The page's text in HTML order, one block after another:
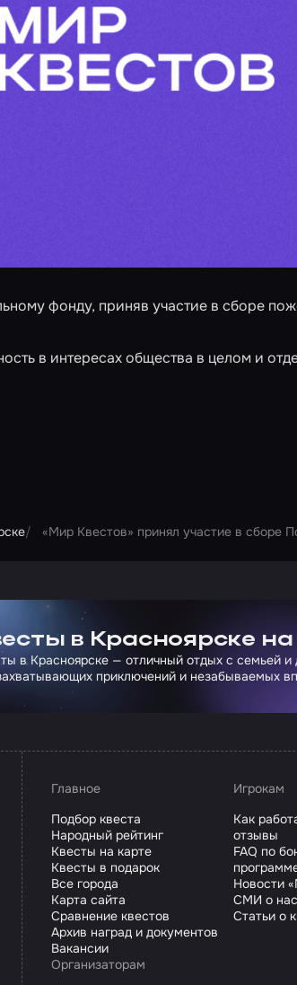
фонду, приняв участие в сборе
в интересах общества в целом и
«Мир Квестов» принял участие в сборе
Сколково
в Красноярске
в Красноярске — отличный отдых с семьей
приключений и незабываемых
Главное
Подбор квеста
Народный рейтинг
Квесты на карте
Квесты в подарок
Все города
Карта сайта
Сравнение квестов
Архив наград и документов
Вакансии
Игрокам
Как
отзывы
FAQ по
Новости
СМИ о нас
Статьи о
Организаторам